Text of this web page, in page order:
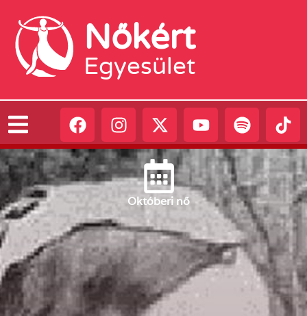
Nőkért
Egyesület
Októberi nő